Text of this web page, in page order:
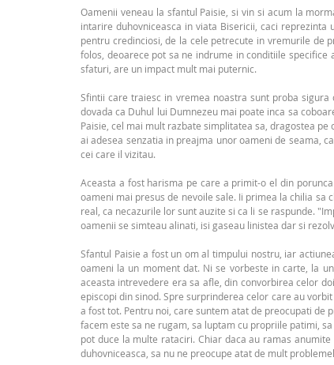
Oamenii veneau la sfantul Paisie, si vin si acum la
intarire duhovniceasca in viata Bisericii, caci
pentru credinciosi, de la cele petrecute in vremurile de
folos, deoarece pot sa ne indrume in conditiile
sfaturi, are un impact mult mai puternic.
Sfintii care traiesc in vremea noastra sunt proba
dovada ca Duhul lui Dumnezeu mai poate inca sa
Paisie, cel mai mult razbate simplitatea sa, dragostea
ai adesea senzatia in preajma unor oameni de seama,
cei care il vizitau.
Aceasta a fost harisma pe care a primit-o el din
oameni mai presus de nevoile sale. Ii primea la chilia sa
real, ca necazurile lor sunt auzite si ca li se raspunde.
oamenii se simteau alinati, isi gaseau linistea dar si
Sfantul Paisie a fost un om al timpului nostru, iar
oameni la un moment dat. Ni se vorbeste in carte, la
aceasta intrevedere era sa afle, din convorbirea celor
episcopi din sinod. Spre surprinderea celor care au
a fost tot. Pentru noi, care suntem atat de preocupati de
facem este sa ne rugam, sa luptam cu propriile patimi,
pot duce la multe rataciri. Chiar daca au ramas
duhovniceasca, sa nu ne preocupe atat de mult